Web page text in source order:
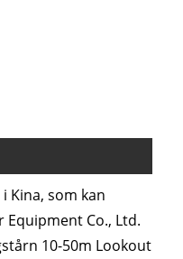
Kina, som kan
Co., Ltd.
10-50m Lookout